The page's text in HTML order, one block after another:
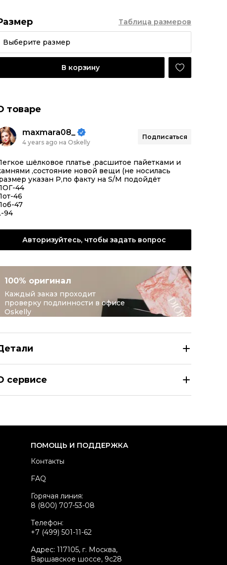
Выберите размер
Таблица размеров
В корзину
товаре
maxmara08_
4 years ago на Oskelly
Подписаться
шёлковое платье ,расшитое пайетками и
,состояние новой вещи (не носилась
указан P,по факту на S/M подойдёт
44
46
47
94
Авторизуйтесь, чтобы задать вопрос
100% оригинал
Каждый заказ проходит
проверку подлинности в офисе
Oskelly
Состояние товара
Продавец
сервисе
ПОМОЩЬ И ПОДДЕРЖКА
Контакты
FAQ
Горячая линия:
8 (800) 707-53-08
Телефон:
+7 (499) 501-11-62
Адрес: 117105, г. Москва,
Варшавское шоссе, 9с28